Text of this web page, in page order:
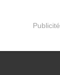
Publicité